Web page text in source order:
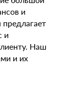
и
и
Наш
и их